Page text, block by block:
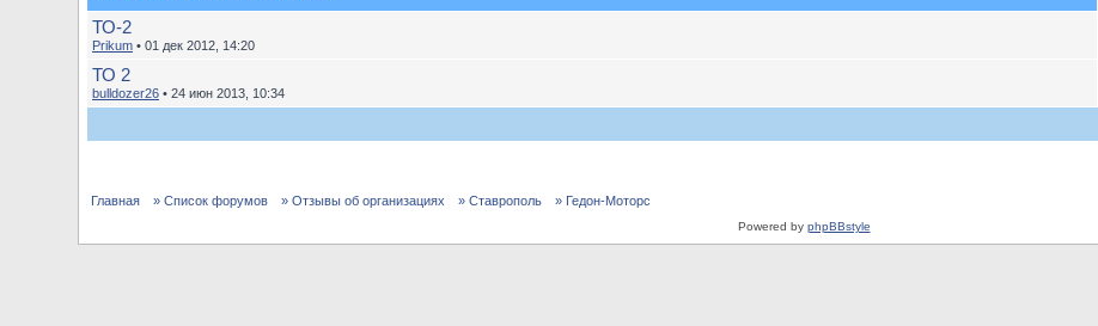
ТО-2
Prikum • 01 дек 2012, 14:20
ТО 2
bulldozer26 • 24 июн 2013, 10:34
Главная » Список форумов » Отзывы об организациях » Ставрополь » Гедон-Моторс
Powered by phpBBstyle